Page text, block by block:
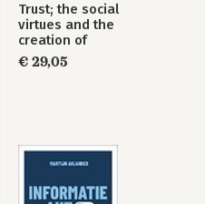
The End of History
and the Last Man
Bekijk alle boeken
Trust; the social
virtues and the
creation of
prosperity
€ 29,05